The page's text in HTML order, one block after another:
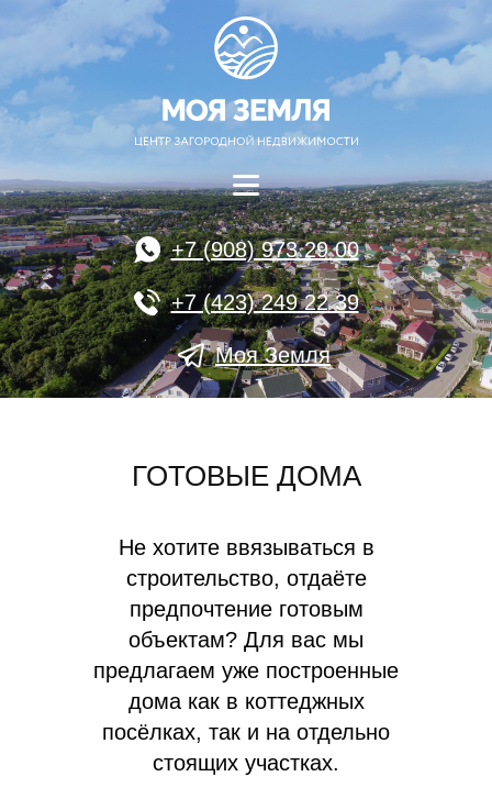
+7 (908) 973 29 00
+7 (423) 249 22 39
Моя Земля
ГОТОВЫЕ ДОМА
Не хотите ввязываться в
строительство, отдаёте
предпочтение готовым
объектам? Для вас мы
предлагаем уже построенные
дома как в коттеджных
посёлках, так и на отдельно
стоящих участках.